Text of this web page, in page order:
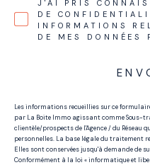
J'AI PRIS
DE
INFORMATIONS
DE MES DONNÉES
Les informations recueillies sur ce
par La Boite Immo agissant comme
clientèle/prospects de l'Agence / du Réseau
personnelles. La base légale du traitement
Elles sont conservées jusqu'à demande de
Conformément à la loi « informatique et